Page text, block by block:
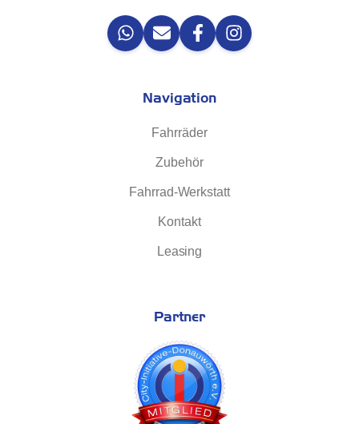
Navigation
Fahrräder
Zubehör
Fahrrad-Werkstatt
Kontakt
Leasing
Partner